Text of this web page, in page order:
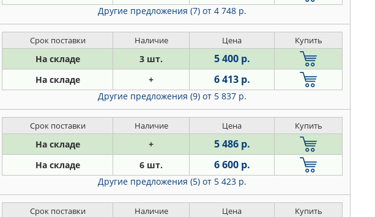
Другие предложения (7) от 4 748 р.
Срок поставки Наличие Цена Купить
На складе 3 шт. 5 400 р.
На складе + 6 413 р.
Другие предложения (9) от 5 837 р.
Срок поставки Наличие Цена Купить
На складе + 5 486 р.
На складе 6 шт. 6 600 р.
Другие предложения (5) от 5 423 р.
Срок поставки Наличие Цена Купить